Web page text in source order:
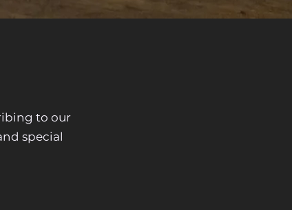
to our
special